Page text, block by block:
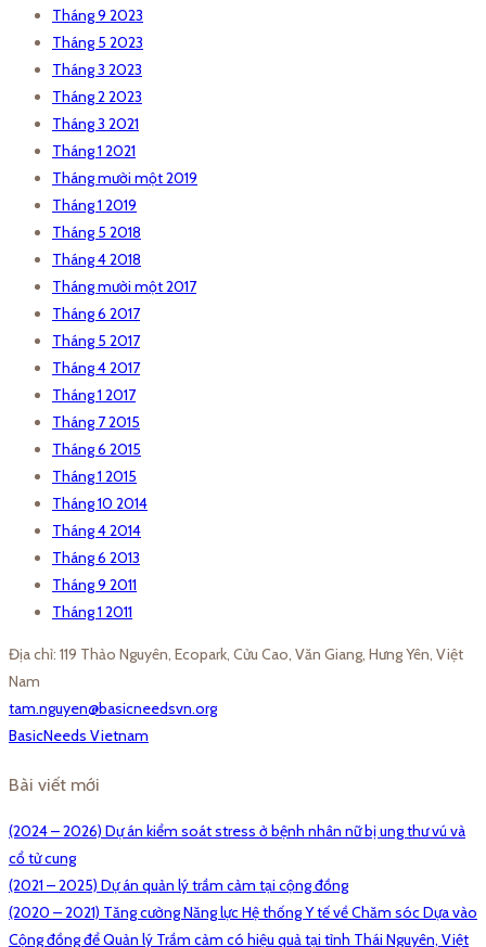
Tháng 9 2023
Tháng 5 2023
Tháng 3 2023
Tháng 2 2023
Tháng 3 2021
Tháng 1 2021
Tháng mười một 2019
Tháng 1 2019
Tháng 5 2018
Tháng 4 2018
Tháng mười một 2017
Tháng 6 2017
Tháng 5 2017
Tháng 4 2017
Tháng 1 2017
Tháng 7 2015
Tháng 6 2015
Tháng 1 2015
Tháng 10 2014
Tháng 4 2014
Tháng 6 2013
Tháng 9 2011
Tháng 1 2011
Địa chỉ: 119 Thảo Nguyên, Ecopark, Cửu Cao, Văn Giang, Hưng Yên, Việt
Nam
tam.nguyen@basicneedsvn.org
BasicNeeds Vietnam
Bài viết mới
(2024 – 2026) Dự án kiểm soát stress ở bệnh nhân nữ bị ung thư vú và
cổ tử cung
(2021 – 2025) Dự án quản lý trầm cảm tại cộng đồng
(2020 – 2021) Tăng cường Năng lực Hệ thống Y tế về Chăm sóc Dựa vào
Cộng đồng để Quản lý Trầm cảm có hiệu quả tại tỉnh Thái Nguyên, Việt